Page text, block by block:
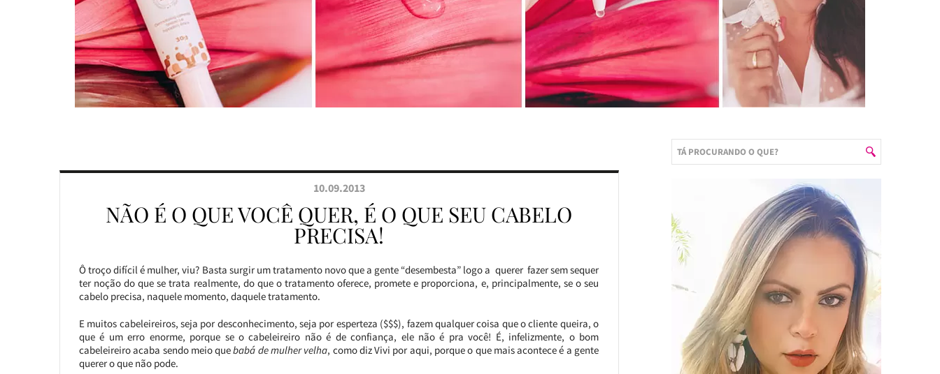
10.09.2013
NÃO É O QUE VOCÊ QUER, É O QUE SEU CABELO
PRECISA!
Ô troço difícil é mulher, viu? Basta surgir um tratamento novo que a gente “desembesta” logo a querer fazer sem sequer
ter noção do que se trata realmente, do que o tratamento oferece, promete e proporciona, e, principalmente, se o seu
cabelo precisa, naquele momento, daquele tratamento.
E muitos cabeleireiros, seja por desconhecimento, seja por esperteza ($$$), fazem qualquer coisa que o cliente queira, o
que é um erro enorme, porque se o cabeleireiro não é de confiança, ele não é pra você! É, infelizmente, o bom
cabeleireiro acaba sendo meio quebabá de mulher velha, como diz Vivi por aqui, porque o que mais acontece é a gente
querer o que não pode.